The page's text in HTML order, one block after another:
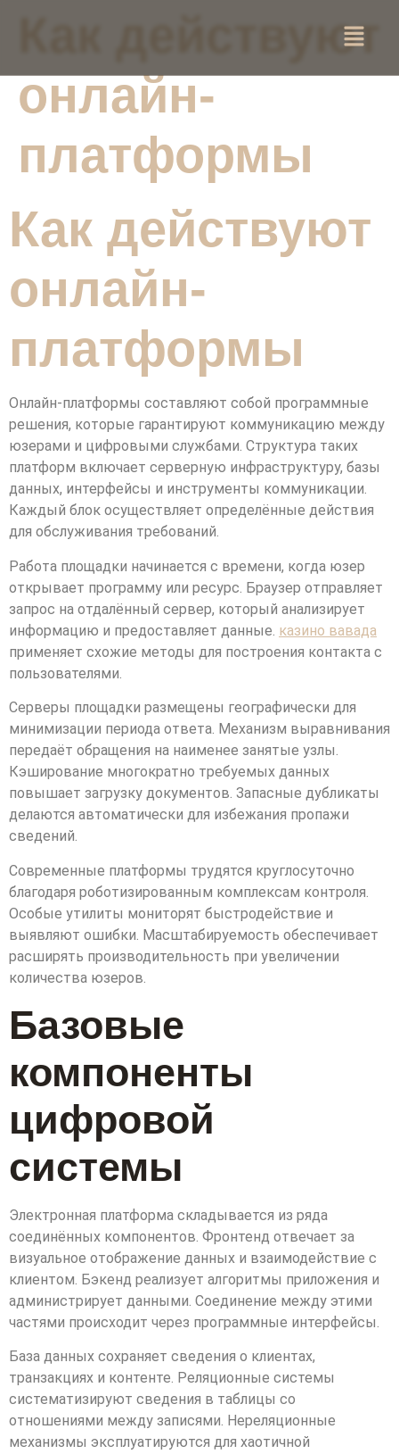
Как действуют
онлайн-
платформы
Как действуют
онлайн-
платформы
Онлайн-платформы составляют собой программные
решения, которые гарантируют коммуникацию между
юзерами и цифровыми службами. Структура таких
платформ включает серверную инфраструктуру, базы
данных, интерфейсы и инструменты коммуникации.
Каждый блок осуществляет определённые действия
для обслуживания требований.
Работа площадки начинается с времени, когда юзер
открывает программу или ресурс. Браузер отправляет
запрос на отдалённый сервер, который анализирует
информацию и предоставляет данные. казино вавада
применяет схожие методы для построения контакта с
пользователями.
Серверы площадки размещены географически для
минимизации периода ответа. Механизм выравнивания
передаёт обращения на наименее занятые узлы.
Кэширование многократно требуемых данных
повышает загрузку документов. Запасные дубликаты
делаются автоматически для избежания пропажи
сведений.
Современные платформы трудятся круглосуточно
благодаря роботизированным комплексам контроля.
Особые утилиты мониторят быстродействие и
выявляют ошибки. Масштабируемость обеспечивает
расширять производительность при увеличении
количества юзеров.
Базовые
компоненты
цифровой
системы
Электронная платформа складывается из ряда
соединённых компонентов. Фронтенд отвечает за
визуальное отображение данных и взаимодействие с
клиентом. Бэкенд реализует алгоритмы приложения и
администрирует данными. Соединение между этими
частями происходит через программные интерфейсы.
База данных сохраняет сведения о клиентах,
транзакциях и контенте. Реляционные системы
систематизируют сведения в таблицы со
отношениями между записями. Нереляционные
механизмы эксплуатируются для хаотичной